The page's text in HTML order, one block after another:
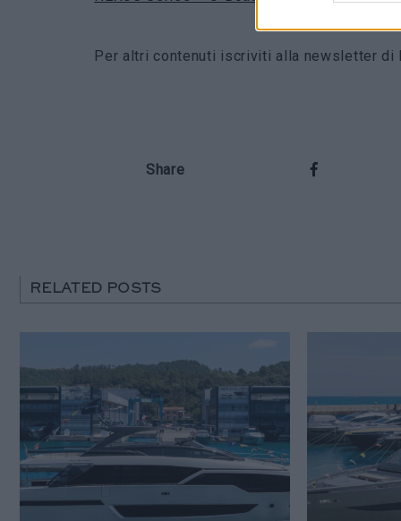
Per altri contenuti iscriviti alla newsletter di
Share
RELATED POSTS